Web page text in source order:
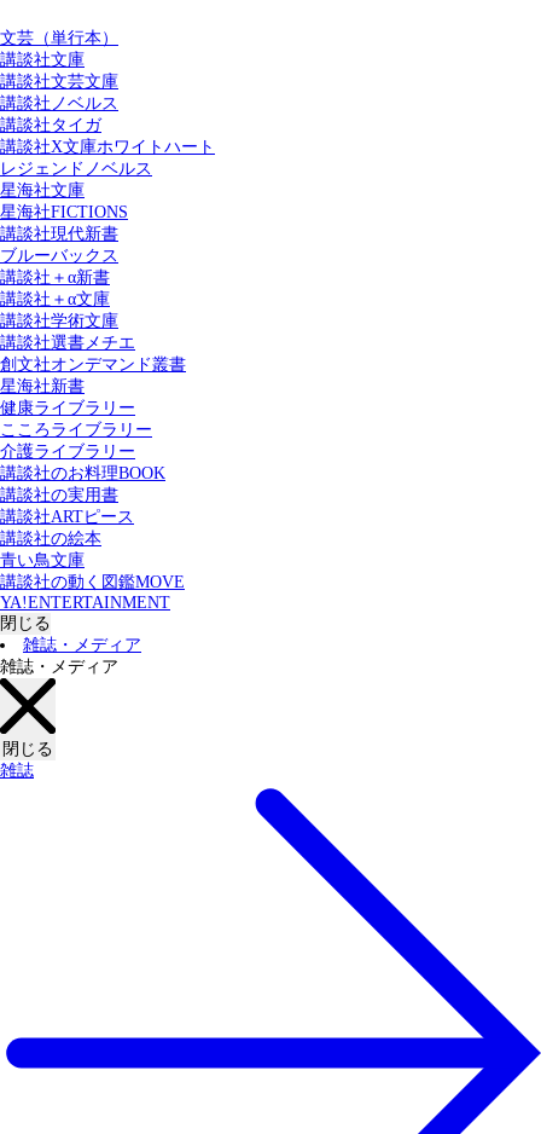
文芸（単行本）
講談社文庫
講談社文芸文庫
講談社ノベルス
講談社タイガ
講談社X文庫ホワイトハート
レジェンドノベルス
星海社文庫
星海社FICTIONS
講談社現代新書
ブルーバックス
講談社＋α新書
講談社＋α文庫
講談社学術文庫
講談社選書メチエ
創文社オンデマンド叢書
星海社新書
健康ライブラリー
こころライブラリー
介護ライブラリー
講談社のお料理BOOK
講談社の実用書
講談社ARTピース
講談社の絵本
青い鳥文庫
講談社の動く図鑑MOVE
YA!ENTERTAINMENT
閉じる
雑誌・メディア
雑誌・メディア
閉じる
雑誌